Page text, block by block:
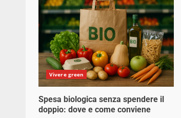
Vivere green
Spesa biologica senza spendere il
doppio: dove e come conviene